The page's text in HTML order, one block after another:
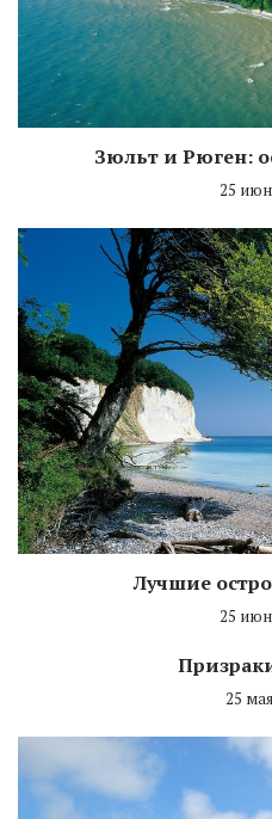
Зюльт и Рюген:
25
Лучшие
25
25